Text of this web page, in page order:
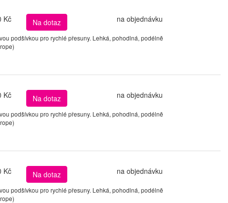
Kč Na dotaz na objednávku
podšívkou pro rychlé přesuny. Lehká, pohodlná, podélně
Kč Na dotaz na objednávku
podšívkou pro rychlé přesuny. Lehká, pohodlná, podélně
Kč Na dotaz na objednávku
podšívkou pro rychlé přesuny. Lehká, pohodlná, podélně